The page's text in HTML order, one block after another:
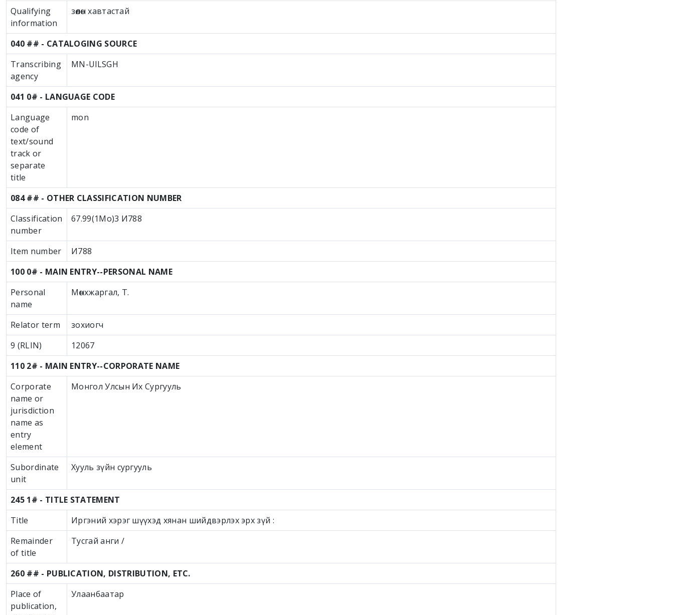
Qualifying
information
зөөлөн хавтастай
040 ## - CATALOGING SOURCE
Transcribing
agency
MN-UlLSGH
041 0# - LANGUAGE CODE
Language
code of
text/sound
track or
separate
title
mon
084 ## - OTHER CLASSIFICATION NUMBER
Classification
number
67.99(1Мо)3 И788
Item number
И788
100 0# - MAIN ENTRY--PERSONAL NAME
Personal
name
Мөнхжаргал, Т.
Relator term
зохиогч
9 (RLIN)
12067
110 2# - MAIN ENTRY--CORPORATE NAME
Corporate
name or
jurisdiction
name as
entry
element
Монгол Улсын Их Сургууль
Subordinate
unit
Хууль зүйн сургууль
245 1# - TITLE STATEMENT
Title
Иргэний хэрэг шүүхэд хянан шийдвэрлэх эрх зүй :
Remainder
of title
Тусгай анги /
260 ## - PUBLICATION, DISTRIBUTION, ETC.
Place of
publication,
Улаанбаатар